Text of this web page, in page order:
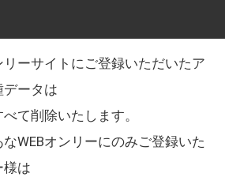
リーサイトにご登録いただいたア
データは
て削除いたします。
WEBオンリーにのみご登録いた
様は